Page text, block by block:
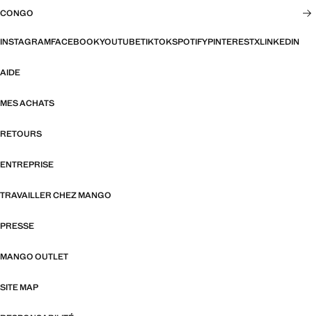
CONGO
INSTAGRAMFACEBOOKYOUTUBETIKTOKSPOTIFYPINTERESTXLINKEDIN
AIDE
MES ACHATS
RETOURS
ENTREPRISE
TRAVAILLER CHEZ MANGO
PRESSE
MANGO OUTLET
SITE MAP